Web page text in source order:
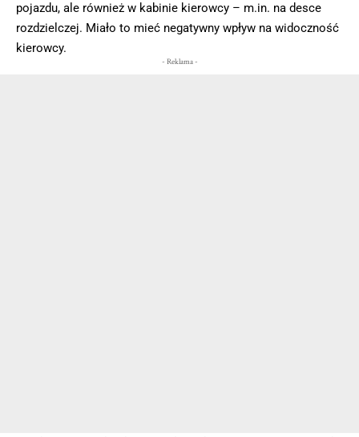
pojazdu, ale również w kabinie kierowcy – m.in. na desce
rozdzielczej. Miało to mieć negatywny wpływ na widoczność
kierowcy.
- Reklama -